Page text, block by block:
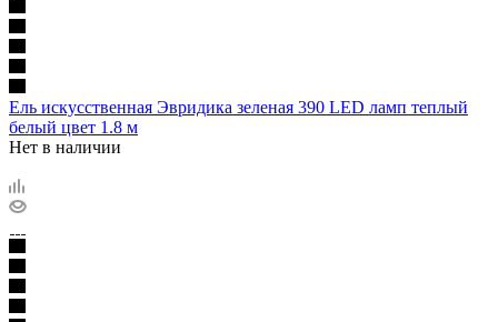
Ель искусственная Эвридика зеленая 390 LED ламп теплый
белый цвет 1.8 м
Нет в наличии